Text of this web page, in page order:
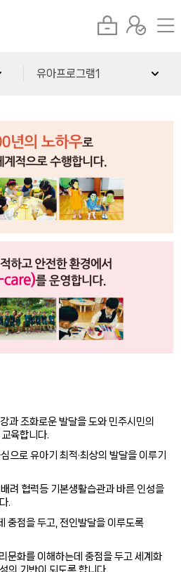
유아프로그램1
과 조화로운 발달을 도와 민주시민의
육합니다.
으로 유아기 최적·최상의 발달을 이루기
려 협력등 기본생활습관과 바른 인성을
.
중점을 두고, 전인발달을 이루도록
문화를 이해하는데 중점을 두고 세계화
의 기반이 되도록 합니다.